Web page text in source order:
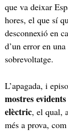
que va deixar
hores, el que sí
desconnexió en
d’un error en
sobrevoltatge.
L’apagada, i
mostres
elèctric, el qual,
més a prova,